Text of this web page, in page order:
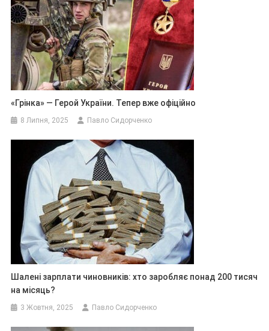
«Грінка» — Герой України. Тепер вже офіційно
8 Липня, 2025 Павло Сидорченко
Шалені зарплати чиновників: хто заробляє понад 200 тисяч
на місяць?
3 Жовтня, 2025 Павло Сидорченко